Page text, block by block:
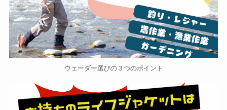
ウェーダー選びの３つのポイント